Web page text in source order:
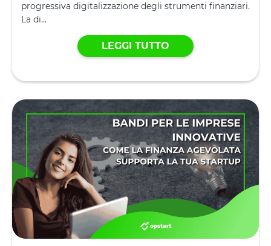
progressiva digitalizzazione degli strumenti finanziari.
La di...
LEGGI TUTTO